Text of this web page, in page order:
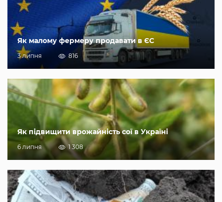
Як малому фермеру продавати в ЄС
3 липня 816
Як підвищити врожайність сої в Україні
6 липня 1 308